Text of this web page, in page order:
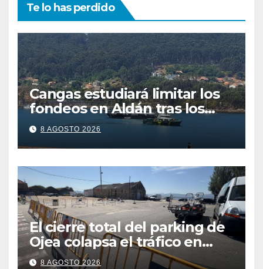
Te lo has perdido
Cangas estudiará limitar los
fondeos en Aldán tras los
últimos episodios de
contaminación en O Con
8 AGOSTO 2026
El cierre total del parking de
Ojea colapsa el tráfico en
Cangas
8 AGOSTO 2026